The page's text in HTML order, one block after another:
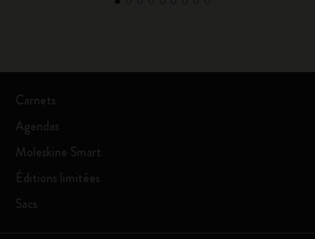
Carnets
Agendas
Moleskine Smart
Éditions limitées
Sacs